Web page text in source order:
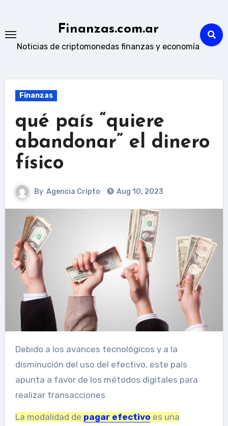
content
Finanzas.com.ar
Noticias de criptomonedas finanzas y economía
Finanzas
qué país “quiere
abandonar” el dinero
físico
By Agencia Cripto Aug 10, 2023
Debido a los avances tecnológicos y a la
disminución del uso del efectivo, este país
apunta a favor de los métodos digitales para
realizar transacciones
La modalidad de pagar efectivo es una